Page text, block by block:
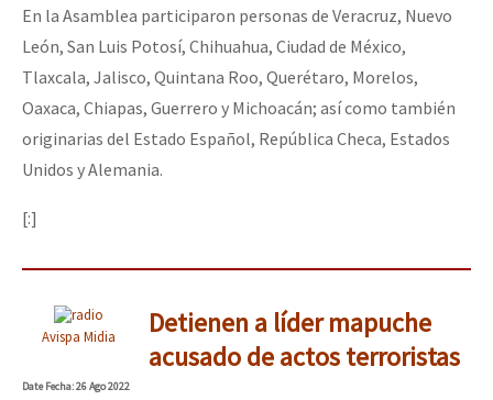
En la Asamblea participaron personas de Veracruz, Nuevo
León, San Luis Potosí, Chihuahua, Ciudad de México,
Tlaxcala, Jalisco, Quintana Roo, Querétaro, Morelos,
Oaxaca, Chiapas, Guerrero y Michoacán; así como también
originarias del Estado Español, República Checa, Estados
Unidos y Alemania.
[:]
Avispa Midia
Detienen a líder mapuche
acusado de actos terroristas
DateFecha: 26 Ago 2022